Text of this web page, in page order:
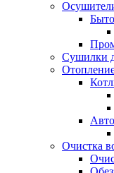
Сушилки
Очистка